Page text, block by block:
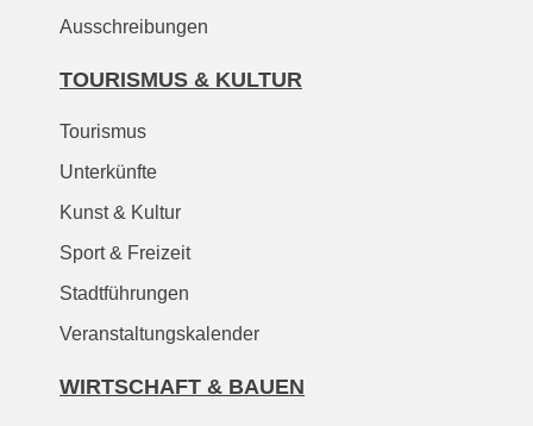
Ausschreibungen
TOURISMUS & KULTUR
Tourismus
Unterkünfte
Kunst & Kultur
Sport & Freizeit
Stadtführungen
Veranstaltungskalender
WIRTSCHAFT & BAUEN